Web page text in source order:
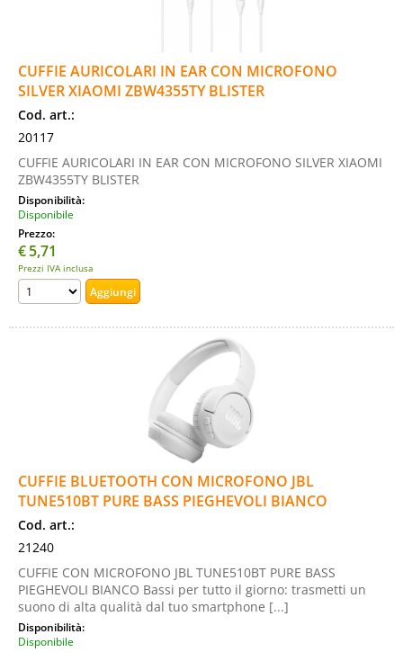
CUFFIE AURICOLARI IN EAR CON MICROFONO
SILVER XIAOMI ZBW4355TY BLISTER
Cod. art.:
20117
CUFFIE AURICOLARI IN EAR CON MICROFONO SILVER XIAOMI
ZBW4355TY BLISTER
Disponibilità:
Disponibile
Prezzo:
€5,71
Prezzi IVA inclusa
CUFFIE BLUETOOTH CON MICROFONO JBL
TUNE510BT PURE BASS PIEGHEVOLI BIANCO
Cod. art.:
21240
CUFFIE CON MICROFONO JBL TUNE510BT PURE BASS
PIEGHEVOLI BIANCO Bassi per tutto il giorno: trasmetti un
suono di alta qualità dal tuo smartphone [...]
Disponibilità:
Disponibile